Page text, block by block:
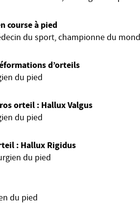
course à pied
du sport, championne du
d’orteils
du pied
orteil : Hallux Valgus
du pied
: Hallux Rigidus
du pied
du pied